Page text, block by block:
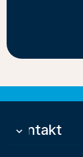
Kontakt
keyboard_arrow_down